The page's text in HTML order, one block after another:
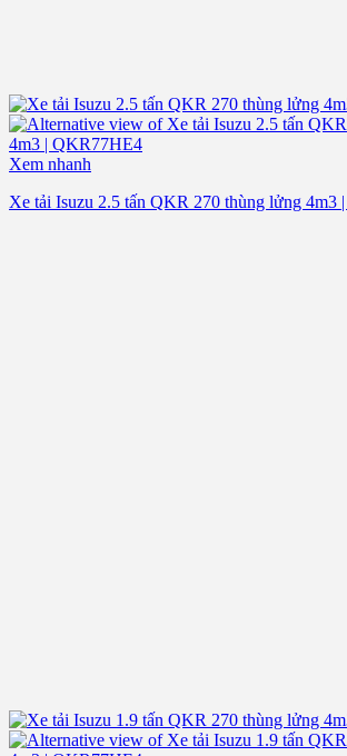
Xem nhanh
Xe tải Isuzu 2.5 tấn QKR 270 thùng lửng 4m3